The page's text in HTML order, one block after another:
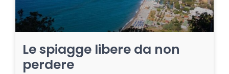
Le spiagge libere da non
perdere